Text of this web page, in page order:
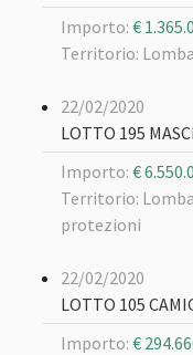
Importo: €
Territorio:
22/02/2020
LOTTO 195
Importo: €
Territorio:
protezioni
22/02/2020
LOTTO 105
Importo: €